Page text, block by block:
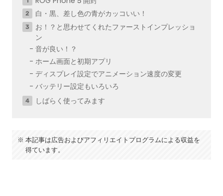
白・黒、差し色の青がカッコいい！
お！？と思わせてくれたファーストインプレッショ
ン
音が良い！？
ホーム画面と初期アプリ
ディスプレイ設定でアニメーション速度の変更
バッテリー設定もいろいろ
しばらく使ってみます
本記事は広告およびアフィリエイトプログラムによる収益を
得ています。